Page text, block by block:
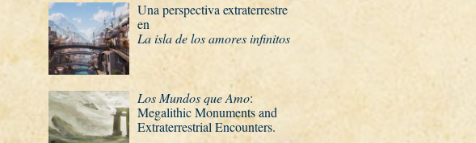
Una perspectiva extraterrestre
en
La isla de los amores infinitos
Los Mundos que Amo:
Megalithic Monuments and
Extraterrestrial Encounters.